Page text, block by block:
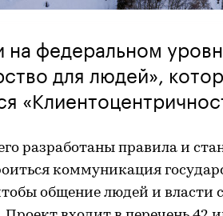
на федеральном
для людей»,
разработаны правила и
коммуникация
общение людей и власти